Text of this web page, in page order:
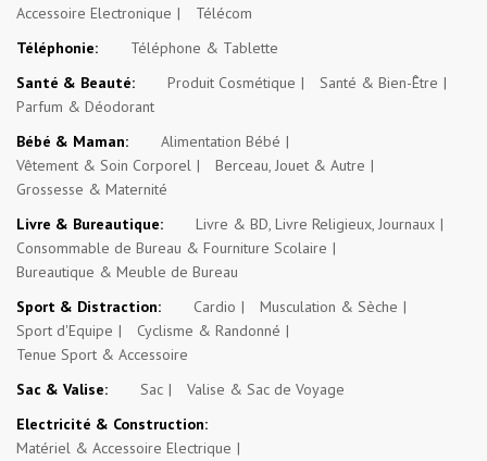
Accessoire Electronique
Télécom
Téléphonie:
Téléphone & Tablette
Santé & Beauté:
Produit Cosmétique
Santé & Bien-Être
Parfum & Déodorant
Bébé & Maman:
Alimentation Bébé
Vêtement & Soin Corporel
Berceau, Jouet & Autre
Grossesse & Maternité
Livre & Bureautique:
Livre & BD, Livre Religieux, Journaux
Consommable de Bureau & Fourniture Scolaire
Bureautique & Meuble de Bureau
Sport & Distraction:
Cardio
Musculation & Sèche
Sport d'Equipe
Cyclisme & Randonné
Tenue Sport & Accessoire
Sac & Valise:
Sac
Valise & Sac de Voyage
Electricité & Construction:
Matériel & Accessoire Electrique